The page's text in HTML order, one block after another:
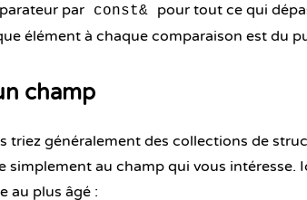
par const&
pour tout ce qui
élément à chaque comparaison est du
champ
triez généralement des collections de
simplement au champ qui vous intéresse.
au plus âgé :